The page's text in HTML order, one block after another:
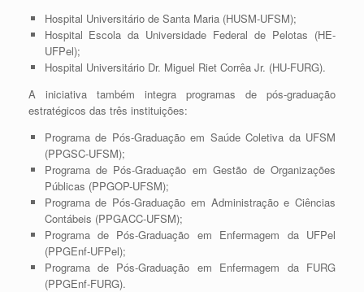
Hospital Universitário de Santa Maria (HUSM-UFSM);
Hospital Escola da Universidade Federal de Pelotas (HE-
UFPel);
Hospital Universitário Dr. Miguel Riet Corrêa Jr. (HU-FURG).
A iniciativa também integra programas de pós-graduação
estratégicos das três instituições:
Programa de Pós-Graduação em Saúde Coletiva da UFSM
(PPGSC-UFSM);
Programa de Pós-Graduação em Gestão de Organizações
Públicas (PPGOP-UFSM);
Programa de Pós-Graduação em Administração e Ciências
Contábeis (PPGACC-UFSM);
Programa de Pós-Graduação em Enfermagem da UFPel
(PPGEnf-UFPel);
Programa de Pós-Graduação em Enfermagem da FURG
(PPGEnf-FURG).